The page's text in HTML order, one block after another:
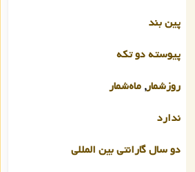
پین بند
پیوسته دو تکه
روزشمار, ماه‌شمار
ندارد
دو سال گارانتی بین المللی